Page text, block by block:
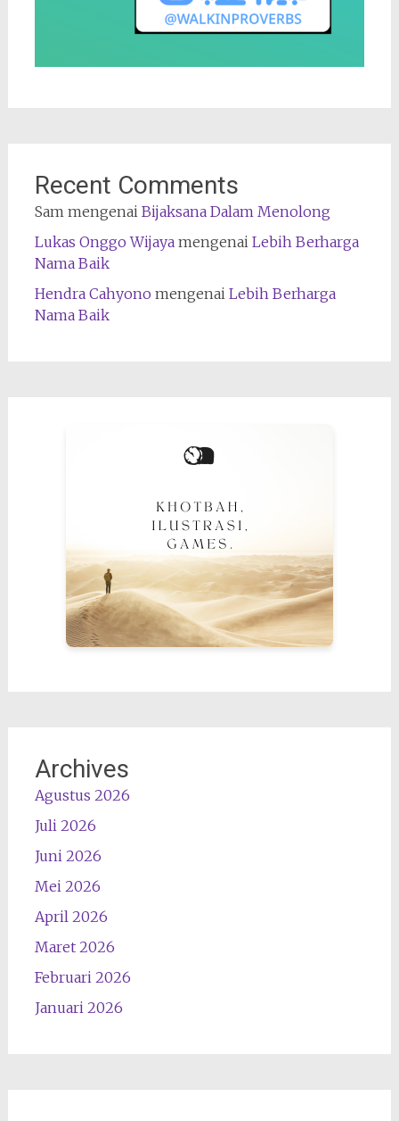
Recent Comments
Sammengenai Bijaksana Dalam Menolong
Lukas Onggo Wijayamengenai Lebih Berharga
Nama Baik
Hendra Cahyono mengenai Lebih Berharga
Nama Baik
Archives
Agustus 2026
Juli 2026
Juni 2026
Mei 2026
April 2026
Maret 2026
Februari 2026
Januari 2026